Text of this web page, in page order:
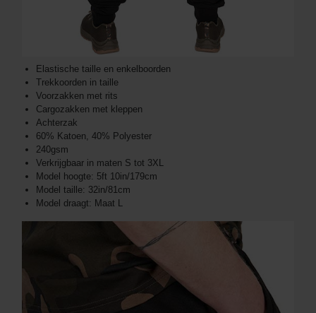
Elastische taille en enkelboorden
Trekkoorden in taille
Voorzakken met rits
Cargozakken met kleppen
Achterzak
60% Katoen, 40% Polyester
240gsm
Verkrijgbaar in maten S tot 3XL
Model hoogte: 5ft 10in/179cm
Model taille: 32in/81cm
Model draagt: Maat L